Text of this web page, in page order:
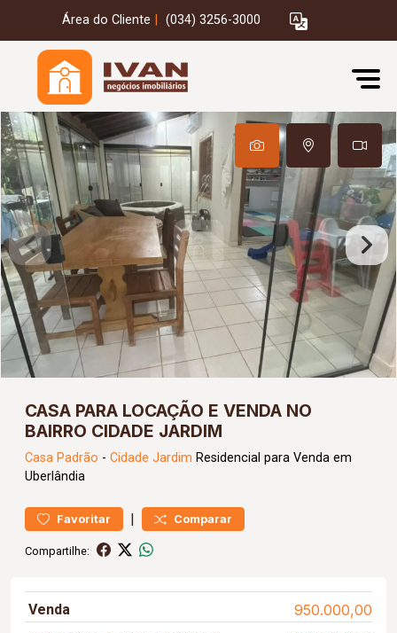
Área do Cliente (034) 3256-3000
CASA PARA LOCAÇÃO E VENDA NO
BAIRRO CIDADE JARDIM
Casa Padrão - Cidade Jardim Residencial para Venda em
Uberlândia
Favoritar | Comparar
Compartilhe:
Venda 950.000,00